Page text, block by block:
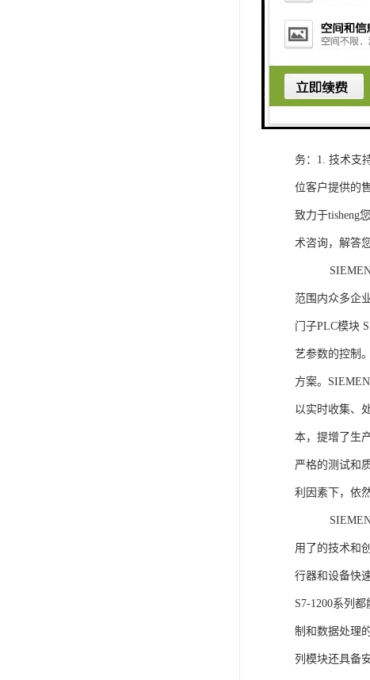
3. 高可靠性和
4. 灵活可编程
工程师提供了
5. 可靠的通讯
购买SIEMENS
务：1. 技术支
位客户提供的
致力于tisheng
术咨询，解答
SIEMENS西
范围内众多企
门子PLC模块
艺参数的控制
方案。
以实时收集、
本，提增了生
严格的测试和
利因素下，依
SIEMENS西
用了的技术和
行器和设备快
S7-1200系列
制和数据处理
列模块还具备